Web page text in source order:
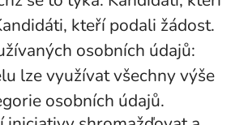
kteří podali žádost.
osobních údajů:
lze využívat všechny výše
osobních údajů.